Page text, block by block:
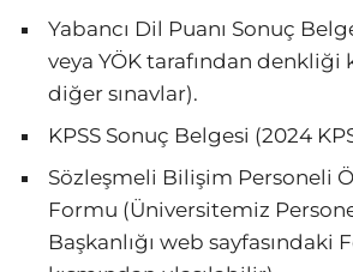
Yabancı Dil Puanı Sonuç
veya YÖK tarafından denkliği
diğer sınavlar).
KPSS Sonuç Belgesi (2024
Sözleşmeli Bilişim Personeli
Formu (Üniversitemiz
Başkanlığı web sayfasındaki